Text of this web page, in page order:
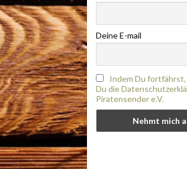
Deine E-mail
Indem Du
Du die
Piratensender e.V.